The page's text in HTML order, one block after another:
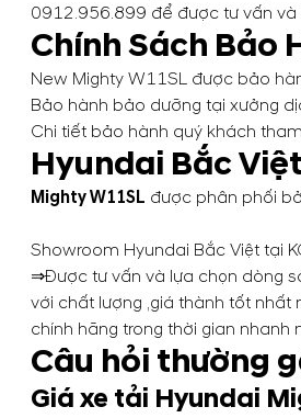
0912.956.899 để được tư vấn
Chính Sách Bảo
New Mighty W11SL được bảo
Bảo hành bảo dưỡng tại xưởng
Chi tiết bảo hành quý khách
Hyundai Bắc
Mighty W11SL được phân phối
Showroom Hyundai Bắc Việt tại
⇒Được tư vấn và lựa chọn dòng
với chất lượng ,giá thành tốt
chính hãng trong thời gian
Câu hỏi thường
Giá xe tải Hyundai